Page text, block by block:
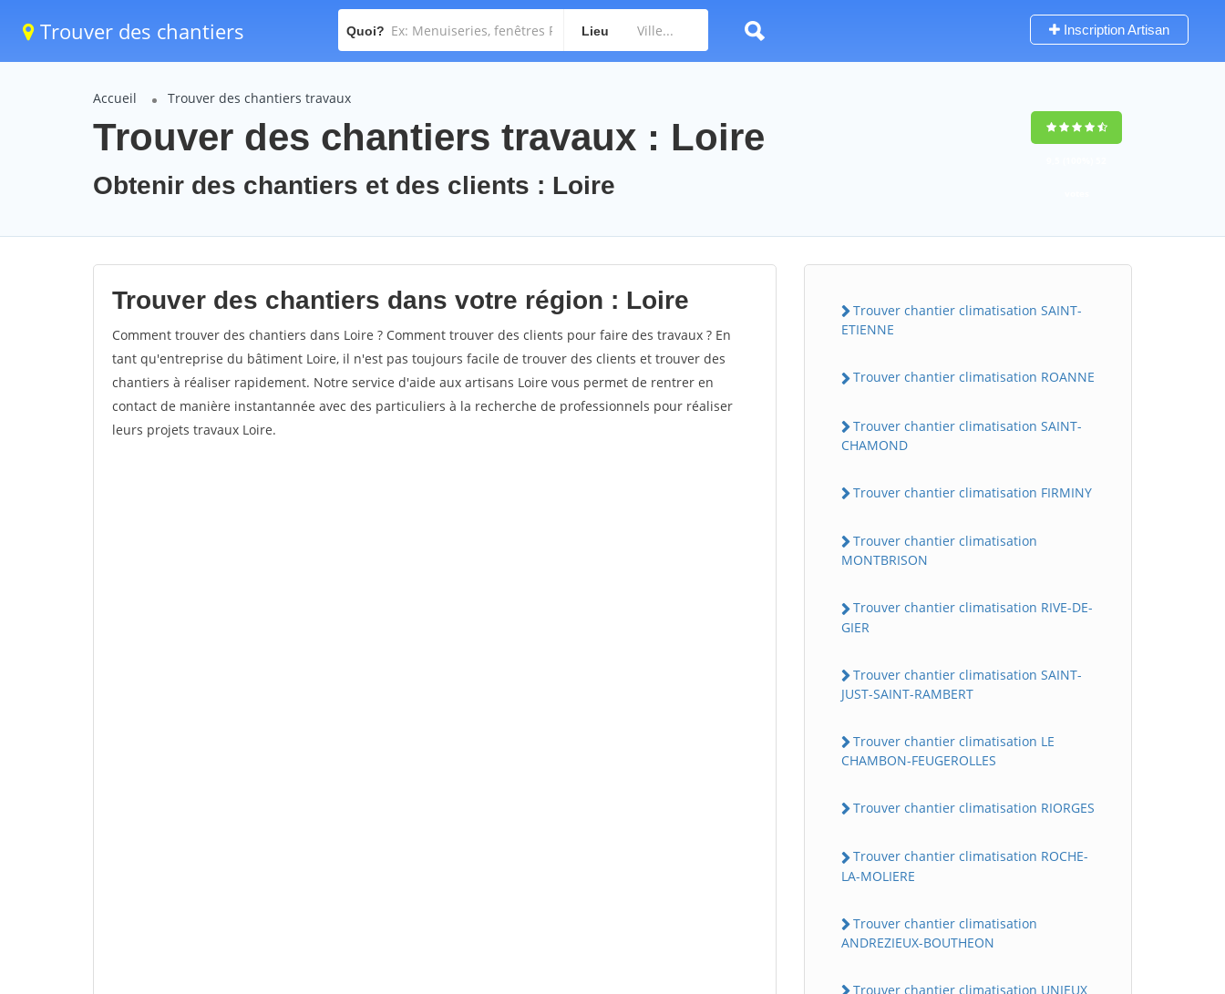
Trouver des chantiers Quoi? Lieu Inscription Artisan
Accueil Trouver des chantiers travaux
Trouver des chantiers travaux : Loire
Obtenir des chantiers et des clients : Loire
Trouver des chantiers dans votre région : Loire
Comment trouver des chantiers dans Loire ? Comment trouver des clients pour faire des travaux ? En
tant qu'entreprise du bâtiment Loire, il n'est pas toujours facile de trouver des clients et trouver des
chantiers à réaliser rapidement. Notre service d'aide aux artisans Loire vous permet de rentrer en
contact de manière instantannée avec des particuliers à la recherche de professionnels pour réaliser
leurs projets travaux Loire.
Trouver chantier climatisation SAINT-
ETIENNE
Trouver chantier climatisation ROANNE
Trouver chantier climatisation SAINT-
CHAMOND
Trouver chantier climatisation FIRMINY
Trouver chantier climatisation
MONTBRISON
Trouver chantier climatisation RIVE-DE-
GIER
Trouver chantier climatisation SAINT-
JUST-SAINT-RAMBERT
Trouver chantier climatisation LE
CHAMBON-FEUGEROLLES
Trouver chantier climatisation RIORGES
Trouver chantier climatisation ROCHE-
LA-MOLIERE
Trouver chantier climatisation
ANDREZIEUX-BOUTHEON
Trouver chantier climatisation UNIEUX